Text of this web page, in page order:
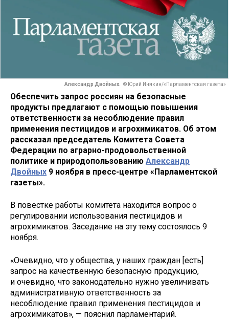
Александр Двойных. © Юрий Инякин/«Парламентская газета»
Обеспечить запрос россиян на безопасные
продукты предлагают с помощью повышения
ответственности за несоблюдение правил
применения пестицидов и агрохимикатов. Об этом
рассказал председатель Комитета Совета
Федерации по аграрно-продовольственной
политике и природопользованию Александр
Двойных 9 ноября в пресс-центре «Парламентской
газеты».
В повестке работы комитета находится вопрос о
регулировании использования пестицидов и
агрохимикатов. Заседание на эту тему состоялось 9
ноября.
«Очевидно, что у общества, у наших граждан [есть]
запрос на качественную безопасную продукцию,
и очевидно, что законодательно нужно увеличивать
административную ответственность за
несоблюдение правил применения пестицидов и
агрохимикатов», — пояснил парламентарий.